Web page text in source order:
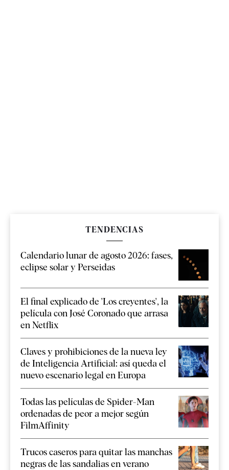
TENDENCIAS
Calendario lunar de agosto 2026: fases,
eclipse solar y Perseidas
El final explicado de 'Los creyentes', la
película con José Coronado que arrasa
en Netflix
Claves y prohibiciones de la nueva ley
de Inteligencia Artificial: así queda el
nuevo escenario legal en Europa
Todas las películas de Spider-Man
ordenadas de peor a mejor según
FilmAffinity
Trucos caseros para quitar las manchas
negras de las sandalias en verano